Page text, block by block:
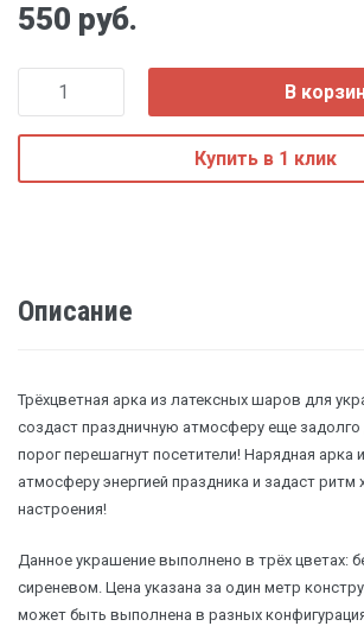
550 руб.
В
Купить в 1 клик
Описание
Трёхцветная арка из латексных шаров для
создаст праздничную атмосферу еще задолго
порог перешагнут посетители! Нарядная арка
атмосферу энергией праздника и задаст ритм
настроения!
Данное украшение выполнено в трёх цветах:
сиреневом. Цена указана за один метр
может быть выполнена в разных